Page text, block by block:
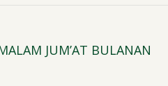
JUM’AT BULANAN